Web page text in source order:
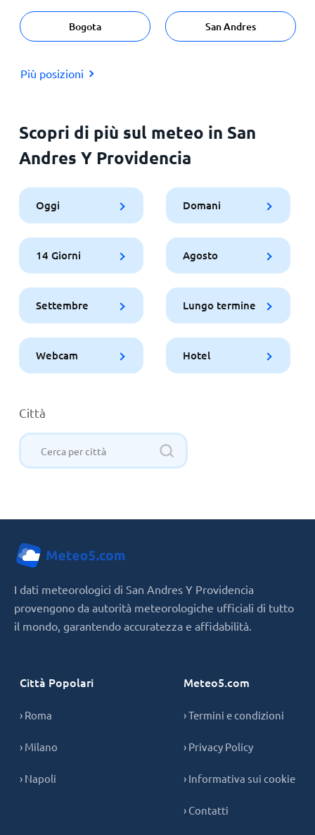
Bogota San Andres
Più posizioni
Scopri di più sul meteo in San
Andres Y Providencia
Oggi Domani
14 Giorni Agosto
Settembre Lungo termine
Webcam Hotel
Città
I dati meteorologici di San Andres Y Providencia
provengono da autorità meteorologiche ufficiali di tutto
il mondo, garantendo accuratezza e affidabilità.
Città Popolari
› Roma
› Milano
› Napoli
Meteo5.com
› Termini e condizioni
› Privacy Policy
› Informativa sui cookie
› Contatti